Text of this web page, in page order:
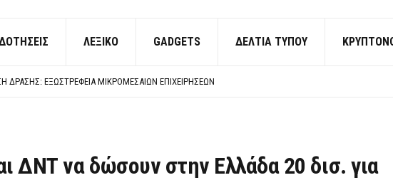
ΛΕΞΙΚΌ GADGETS ΔΕΛΤΙΑ ΤΥΠΟΥ
ΔΡΆΣΗΣ: ΕΞΩΣΤΡΈΦΕΙΑ ΜΙΚΡΟΜΕΣΑΊΩΝ ΕΠΙΧΕΙΡΉΣΕΩΝ
ΣΥΧΝΈΣ ΕΡΩΤΉΣΕΙΣ ΑΠΑΝΤΉΣΕΙΣ
ΔΝΤ να δώσουν στην Ελλάδα 20 δισ. για